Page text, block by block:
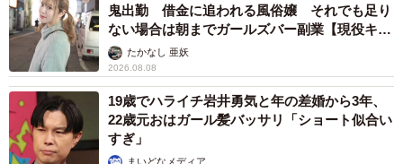
鬼出勤 借金に追われる風俗嬢 それでも足り
ない場合は朝までガールズバー副業【現役キャ
ストに取材】
たかなし 亜妖
2026.08.08
19歳でハライチ岩井勇気と年の差婚から3年、
22歳元おはガール髪バッサリ「ショート似合い
すぎ」
まいどなメディア